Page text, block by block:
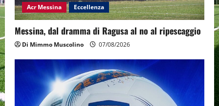
Acr Messina Eccellenza
Messina, dal dramma di Ragusa al no al ripescaggio
Di Mimmo Muscolino 07/08/2026